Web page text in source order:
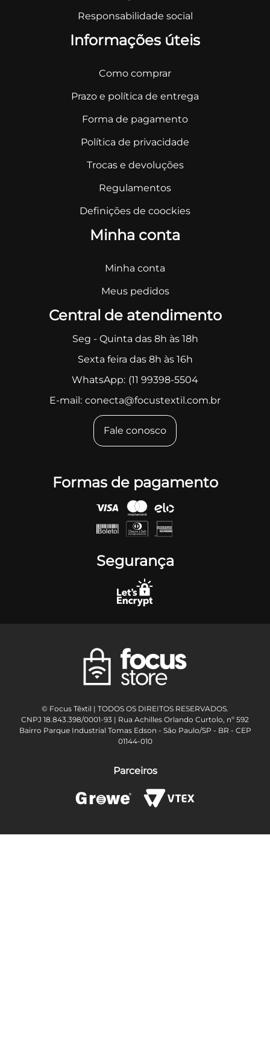
Responsabilidade social
Informações úteis
Como comprar
Prazo e política de entrega
Forma de pagamento
Política de privacidade
Trocas e devoluções
Regulamentos
Definições de coockies
Minha conta
Minha conta
Meus pedidos
Central de atendimento
Seg - Quinta das 8h às 18h
Sexta feira das 8h às 16h
WhatsApp: (11 99398-5504
E-mail: conecta@focustextil.com.br
Fale conosco
Formas de pagamento
Segurança
© Focus Têxtil | TODOS OS DIREITOS RESERVADOS.
CNPJ 18.843.398/0001-93 | Rua Achilles Orlando Curtolo, nº 592
Bairro Parque Industrial Tomas Edson - São Paulo/SP - BR - CEP
01144-010
Parceiros